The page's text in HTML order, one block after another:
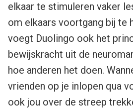
elkaar te stimuleren vaker
om elkaars voortgang bij te
voegt Duolingo ook het
bewijskracht uit de
hoe anderen het doen.
vrienden op je inlopen qua
ook jou over de streep